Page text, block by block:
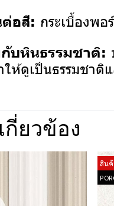
อสี: กระเบื้องพ
บหินธรรมชาติ:
ห้ดูเป็นธรรมชาติ
ยวข้อง
สินค้